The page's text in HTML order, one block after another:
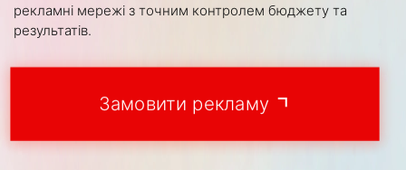
рекламні мережі з точним контролем бюджету та
результатів.
Замовити рекламу